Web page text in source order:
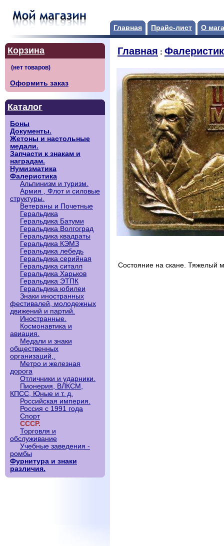
Главная Прайс-лист О
Корзина
Оформить заказ
Каталог
Боны
Документы.
Жетоны и настольные
медали.
Запчасти к знакам и
наградам.
Нумизматика
Фалеристика
Альпинизм и туризм.
Армия , Флот и силовые
структуры.
Ветераны и Почетные
Геральдика
Геральдика Батуми
Геральдика Волгоград
Геральдика квадраты
Геральдика КЭМЗ
Геральдика лебедь
Геральдика серийная
Геральдика ситалл
Геральдика Харьков
Геральдика ЭТПК
Геральдика юбилеи
Знаки иностранных
фестивалей, молодежных
движений и партий.
Иностранные.
Космонавтика и
авиация.
Медали и знаки
общественных
организаций,.
Метро и железная
дорога
Отличники и ударники.
Пионерия, ВЛКСМ,
КПСС, Юные и т. д.
Российская империя.
Россия с 1991 года
Спорт
СССР.
Торговля и
обслуживание
Учебные заведения -
ромбы
Фурнитура и знаки
различия.
Главная :
Состояние на скане. Тяжелый